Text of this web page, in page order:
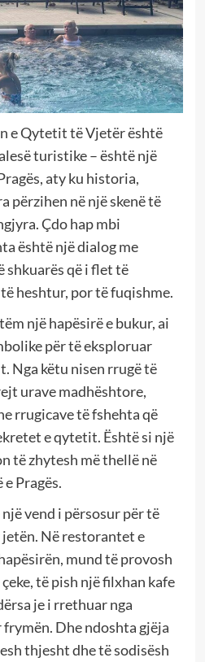
e Qytetit të Vjetër është
turistike – është një
aty ku historia,
përzihen në një skenë të
Çdo hap mbi
është një dialog me
shkuarës që i flet të
heshtur, por të fuqishme.
një hapësirë e bukur, ai
për të eksploruar
Nga këtu nisen rrugë të
urave madhështore,
rrugicave të fshehta që
e qytetit. Është si një
të zhytesh më thellë në
Pragës.
vend i përsosur për të
Në restorantet e
mund të provosh
të pish një filxhan kafe
je i rrethuar nga
Dhe ndoshta gjëja
thjesht dhe të sodisësh